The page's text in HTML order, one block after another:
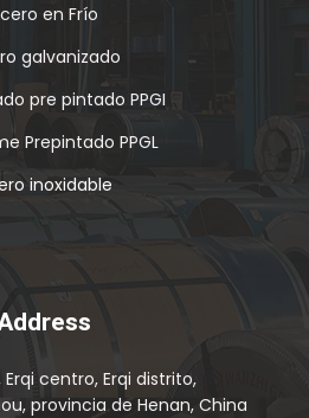
en Frío
galvanizado
pre pintado PPGI
Prepintado PPGL
inoxidable
Erqi centro, Erqi distrito,
provincia de Henan, China